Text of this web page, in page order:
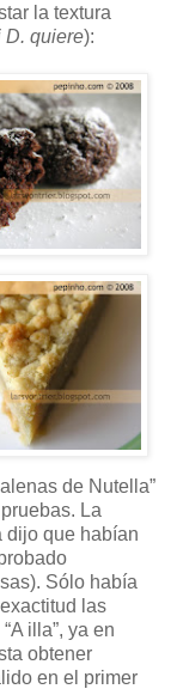
la textura
D. quiere):
de Nutella”
La
dijo que habían
Sólo había
las
illa”, ya en
obtener
en el primer